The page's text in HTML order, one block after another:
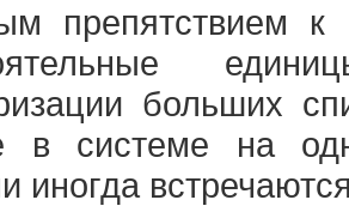
препятствием
больших
в системе на
иногда